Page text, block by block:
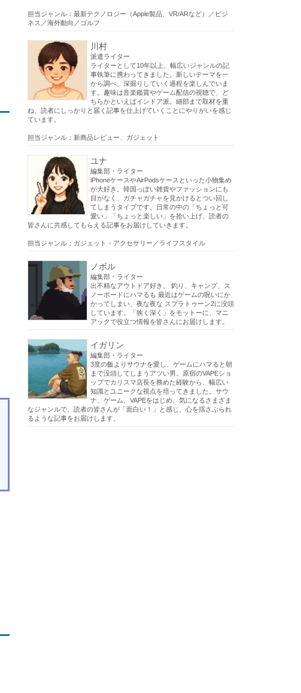
担当ジャンル：最新テクノロジー（Apple製品、VR/ARなど）／ビジ
ネス／海外動向／ゴルフ
川村
派遣ライター
ライターとして10年以上、幅広いジャンルの記
事執筆に携わってきました。新しいテーマを一
から調べ、深掘りしていく過程を楽しんでいま
す。趣味は音楽鑑賞やゲーム配信の視聴で、ど
ちらかといえばインドア派。細部まで取材を重
ね、読者にしっかりと届く記事を仕上げていくことにやりがいを感じ
ています。
担当ジャンル：新商品レビュー、ガジェット
ユナ
編集部・ライター
iPhoneケースやAirPodsケースといった小物集め
が大好き。韓国っぽい雑貨やファッションにも
目がなく、ガチャガチャを見かけるとつい回し
てしまうタイプです。日常の中の「ちょっと可
愛い」「ちょっと楽しい」を拾い上げ、読者の
皆さんに共感してもらえる記事をお届けしていきます。
担当ジャンル：ガジェット・アクセサリー／ライフスタイル
ノボル
編集部・ライター
出不精なアウトドア好き。 釣り、キャンプ、ス
ノーボードにハマるも 最近はゲームの呪いにか
かってしまい、夜な夜な スプラトゥーン2に没頭
しています。「狭く深く」をモットーに、マニ
アックで役立つ情報を皆さんにお届けします。
イガリン
編集部・ライター
3度の飯よりサウナを愛し、ゲームにハマると朝
まで没頭してしまうアツい男。原宿のVAPEショ
ップでカリスマ店長を務めた経験から、幅広い
知識とユニークな視点を培ってきました。サウ
ナ、ゲーム、VAPEをはじめ、気になるさまざま
なジャンルで、読者の皆さんが「面白い！」と感じ、心を揺さぶられ
るような記事をお届けします。